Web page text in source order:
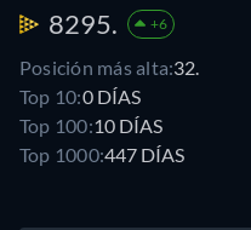
8295. +6
Posición más alta:32.
Top 10:0 DÍAS
Top 100:10 DÍAS
Top 1000:447 DÍAS